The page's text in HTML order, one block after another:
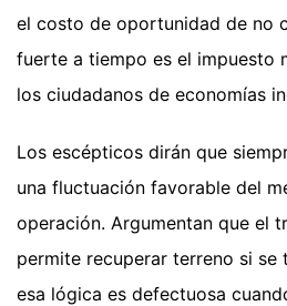
el costo de oportunidad de no
fuerte a tiempo es el impuesto
los ciudadanos de economías
Los escépticos dirán que
una fluctuación favorable del
operación. Argumentan que el
permite recuperar terreno si se
esa lógica es defectuosa